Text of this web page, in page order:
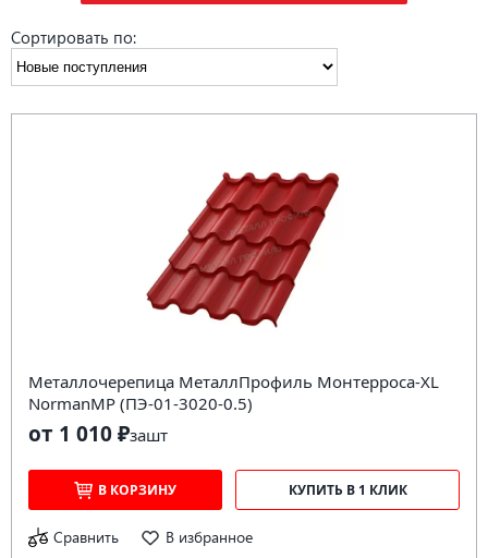
Сортировать по:
Металлочерепица МеталлПрофиль Монтерроса-XL
NormanMP (ПЭ-01-3020-0.5)
от 1 010 ₽зашт
В КОРЗИНУ КУПИТЬ В 1 КЛИК
Сравнить В избранное